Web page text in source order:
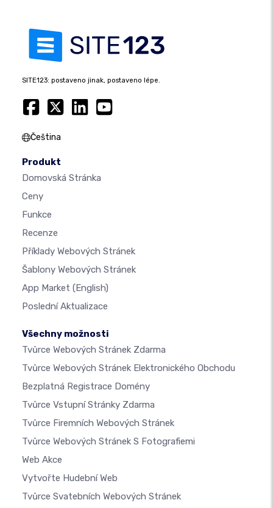
SITE123: postaveno jinak, postaveno lépe.
Čeština
Produkt
Domovská Stránka
Ceny
Funkce
Recenze
Příklady Webových Stránek
Šablony Webových Stránek
App Market (English)
Poslední Aktualizace
Všechny možnosti
Tvůrce Webových Stránek Zdarma
Tvůrce Webových Stránek Elektronického Obchodu
Bezplatná Registrace Domény
Tvůrce Vstupní Stránky Zdarma
Tvůrce Firemních Webových Stránek
Tvůrce Webových Stránek S Fotografiemi
Web Akce
Vytvořte Hudební Web
Tvůrce Svatebních Webových Stránek